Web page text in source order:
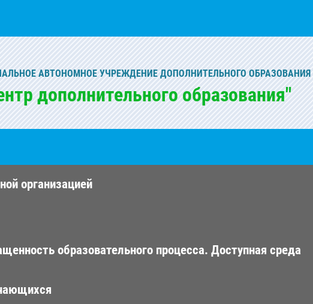
АВТОНОМНОЕ УЧРЕЖДЕНИЕ ДОПОЛНИТЕЛЬНОГО ОБРАЗОВАНИЯ
дополнительного образования"
организацией
образовательного процесса. Доступная среда